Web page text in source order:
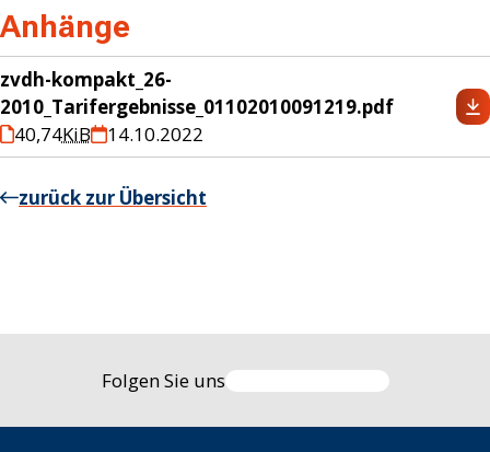
Anhänge
zvdh-kompakt_26-
2010_Tarifergebnisse_01102010091219.pdf
40,74KiB 14.10.2022
zurück zur Übersicht
Folgen Sie uns